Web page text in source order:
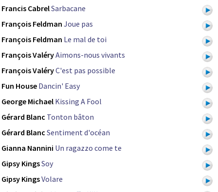
Francis CabrelSarbacane
François Feldman Joue pas
François Feldman Le mal de toi
François ValéryAimons-nous vivants
François ValéryC'est pas possible
Fun House Dancin' Easy
George Michael Kissing A Fool
Gérard Blanc Tonton bâton
Gérard Blanc Sentiment d'océan
Gianna Nannini Un ragazzo come te
Gipsy KingsSoy
Gipsy KingsVolare